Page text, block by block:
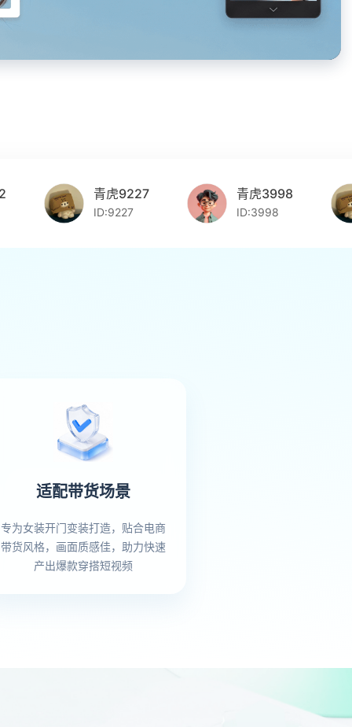
青虎9227
ID:9227
青虎3998
ID:3998
适配带货场景
专为女装开门变装打造，贴合电商
带货风格，画面质感佳，助力快速
产出爆款穿搭短视频